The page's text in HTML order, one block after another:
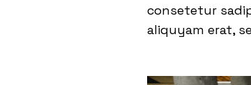
consetetur
aliquyam erat,